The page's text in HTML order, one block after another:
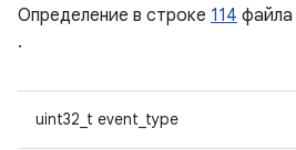
Определение в строке 114 файла
.
uint32_t event_type